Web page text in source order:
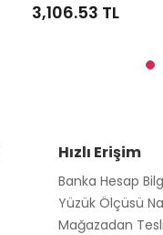
3,106.53 TL
Hızlı Erişim
Banka Hesap
Yüzük Ölçüsü
Mağazadan